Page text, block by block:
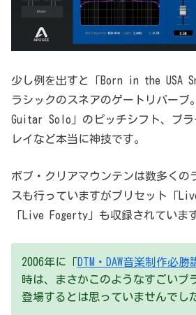
少し例を出すと「Born in the USA
ラシックのスネアのゲートリバーブ
Guitar Solo」のピッチシフト、ブラ
レイなど本当に神技です。
ボブ・クリアマウンテンは数多くの
スも行っていますがプリセット「
「Live Fogerty」も収録されていま
2006年に「DTM・DAW音楽制作必勝
時は、まさかこのようなすごいプ
登場するとは思っていませんでし